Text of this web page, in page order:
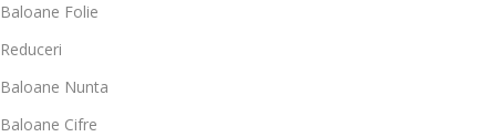
Baloane Folie
Reduceri
Baloane Nunta
Baloane Cifre